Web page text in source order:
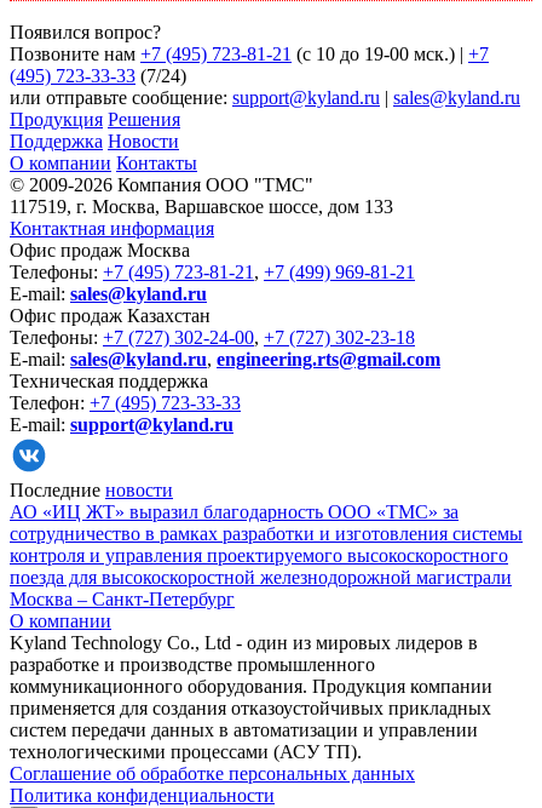
Появился вопрос?
Позвоните нам +7 (495) 723-81-21 (c 10 до 19-00 мск.) | +7
(495) 723-33-33 (7/24)
или отправьте сообщение: support@kyland.ru | sales@kyland.ru
Продукция Решения
Поддержка Новости
О компании Контакты
© 2009-2026 Компания OOO "TMC"
117519, г. Москва, Варшавское шоссе, дом 133
Контактная информация
Офис продаж Москва
Телефоны: +7 (495) 723-81-21 , +7 (499) 969-81-21
E-mail: sales@kyland.ru
Офис продаж Казахстан
Телефоны: +7 (727) 302-24-00, +7 (727) 302-23-18
E-mail: sales@kyland.ru, engineering.rts@gmail.com
Техническая поддержка
Телефон: +7 (495) 723-33-33
E-mail: support@kyland.ru
Последние новости
АО «ИЦ ЖТ» выразил благодарность ООО «ТМС» за
сотрудничество в рамках разработки и изготовления системы
контроля и управления проектируемого высокоскоростного
поезда для высокоскоростной железнодорожной магистрали
Москва – Санкт-Петербург
О компании
Kyland Technology Co., Ltd - один из мировых лидеров в
разработке и производстве промышленного
коммуникационного оборудования. Продукция компании
применяется для создания отказоустойчивых прикладных
систем передачи данных в автоматизации и управлении
технологическими процессами (АСУ ТП).
Соглашение об обработке персональных данных
Политика конфиденциальности